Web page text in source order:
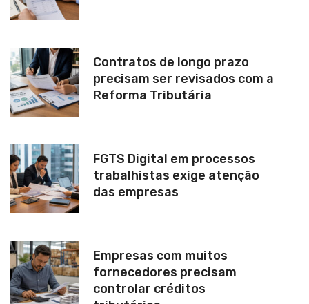
Contratos de longo prazo
precisam ser revisados com a
Reforma Tributária
FGTS Digital em processos
trabalhistas exige atenção
das empresas
Empresas com muitos
fornecedores precisam
controlar créditos